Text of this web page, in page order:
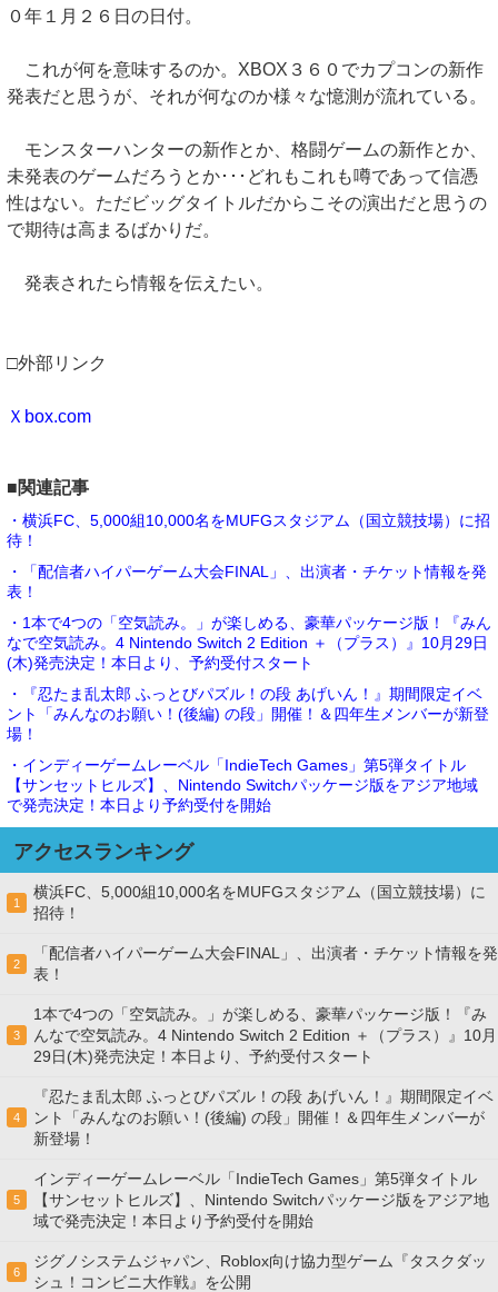
０年１月２６日の日付。
これが何を意味するのか。XBOX３６０でカプコンの新作
発表だと思うが、それが何なのか様々な憶測が流れている。
モンスターハンターの新作とか、格闘ゲームの新作とか、
未発表のゲームだろうとか･･･どれもこれも噂であって信憑
性はない。ただビッグタイトルだからこその演出だと思うの
で期待は高まるばかりだ。
発表されたら情報を伝えたい。
□外部リンク
Ｘbox.com
■関連記事
・横浜FC、5,000組10,000名をMUFGスタジアム（国立競技場）に招
待！
・「配信者ハイパーゲーム大会FINAL」、出演者・チケット情報を発
表！
・1本で4つの「空気読み。」が楽しめる、豪華パッケージ版！『みん
なで空気読み。4 Nintendo Switch 2 Edition ＋（プラス）』10月29日
(木)発売決定！本日より、予約受付スタート
・『忍たま乱太郎 ふっとびパズル！の段 あげいん！』期間限定イベ
ント「みんなのお願い！(後編) の段」開催！＆四年生メンバーが新登
場！
・インディーゲームレーベル「IndieTech Games」第5弾タイトル
【サンセットヒルズ】、Nintendo Switchパッケージ版をアジア地域
で発売決定！本日より予約受付を開始
アクセスランキング
1
横浜FC、5,000組10,000名をMUFGスタジアム（国立競技場）に
招待！
2
「配信者ハイパーゲーム大会FINAL」、出演者・チケット情報を発
表！
3
1本で4つの「空気読み。」が楽しめる、豪華パッケージ版！『み
んなで空気読み。4 Nintendo Switch 2 Edition ＋（プラス）』10月
29日(木)発売決定！本日より、予約受付スタート
4
『忍たま乱太郎 ふっとびパズル！の段 あげいん！』期間限定イベ
ント「みんなのお願い！(後編) の段」開催！＆四年生メンバーが
新登場！
5
インディーゲームレーベル「IndieTech Games」第5弾タイトル
【サンセットヒルズ】、Nintendo Switchパッケージ版をアジア地
域で発売決定！本日より予約受付を開始
6
ジグノシステムジャパン、Roblox向け協力型ゲーム『タスクダッ
シュ！コンビニ大作戦』を公開